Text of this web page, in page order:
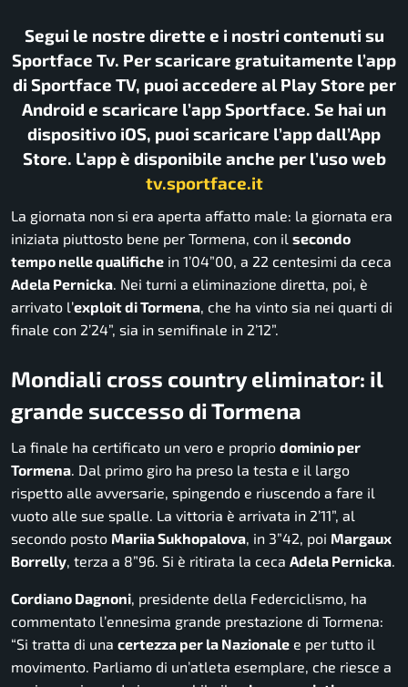
Segui le nostre dirette e i nostri contenuti su
Sportface Tv. Per scaricare gratuitamente l’app
di Sportface TV, puoi accedere al Play Store per
Android e scaricare l’app Sportface. Se hai un
dispositivo iOS, puoi scaricare l’app dall’App
Store. L’app è disponibile anche per l’uso web
tv.sportface.it
La giornata non si era aperta affatto male: la giornata era
iniziata piuttosto bene per Tormena, con il secondo
tempo nelle qualifiche in 1’04”00, a 22 centesimi da ceca
Adela Pernicka. Nei turni a eliminazione diretta, poi, è
arrivato l’exploit di Tormena, che ha vinto sia nei quarti di
finale con 2’24”, sia in semifinale in 2’12”.
Mondiali cross country eliminator: il
grande successo di Tormena
La finale ha certificato un vero e proprio dominio per
Tormena . Dal primo giro ha preso la testa e il largo
rispetto alle avversarie, spingendo e riuscendo a fare il
vuoto alle sue spalle. La vittoria è arrivata in 2’11”, al
secondo posto Mariia Sukhopalova , in 3”42, poi Margaux
Borrelly , terza a 8”96. Si è ritirata la ceca Adela Pernicka
Cordiano Dagnoni , presidente della Federciclismo, ha
commentato l’ennesima grande prestazione di Tormena:
“Si tratta di una certezza per la Nazionale e per tutto il
movimento. Parliamo di un’atleta esemplare, che riesce a